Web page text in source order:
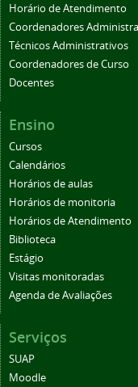
Horário de Atendimento
Coordenadores
Técnicos Administrativos
Coordenadores de Curso
Docentes
Ensino
Cursos
Calendários
Horários de aulas
Horários de monitoria
Horários de Atendimento
Biblioteca
Estágio
Visitas monitoradas
Agenda de Avaliações
Serviços
SUAP
Moodle